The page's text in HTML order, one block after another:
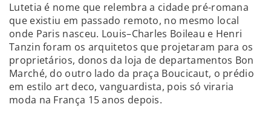
Lutetia é nome que relembra a cidade pré-romana
que existiu em passado remoto, no mesmo local
onde Paris nasceu. Louis–Charles Boileau e Henri
Tanzin foram os arquitetos que projetaram para os
proprietários, donos da loja de departamentos Bon
Marché, do outro lado da praça Boucicaut, o prédio
em estilo art deco, vanguardista, pois só viraria
moda na França 15 anos depois.